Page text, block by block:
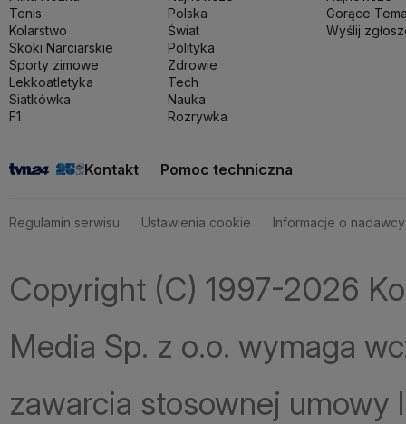
Tenis
Kolarstwo
Skoki Narciarskie
Sporty zimowe
Lekkoatletyka
Siatkówka
F1
Polska
Świat
Polityka
Zdrowie
Tech
Nauka
Rozrywka
Gorące
Wyślij
Kontakt Pomoc techniczna
Regulamin serwisu Ustawienia cookie Informacje o nadawcy
Copyright (C) 1997-2026
Media Sp. z o.o. wymaga
zawarcia stosownej umowy